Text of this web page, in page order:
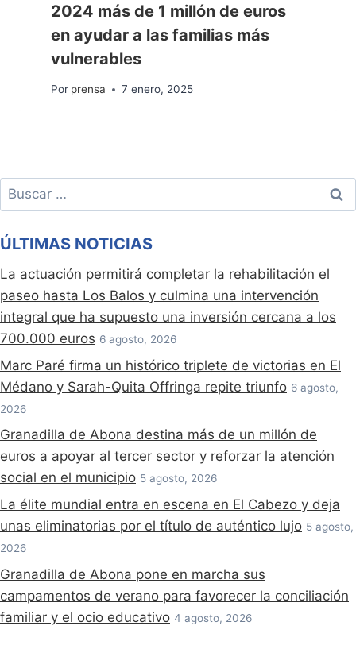
2024 más de 1 millón de euros
en ayudar a las familias más
vulnerables
Por prensa 7 enero, 2025
Buscar:
ÚLTIMAS NOTICIAS
La actuación permitirá completar la rehabilitación el
paseo hasta Los Balos y culmina una intervención
integral que ha supuesto una inversión cercana a los
700.000 euros 6 agosto, 2026
Marc Paré firma un histórico triplete de victorias en El
Médano y Sarah-Quita Offringa repite triunfo 6 agosto,
2026
Granadilla de Abona destina más de un millón de
euros a apoyar al tercer sector y reforzar la atención
social en el municipio 5 agosto, 2026
La élite mundial entra en escena en El Cabezo y deja
unas eliminatorias por el título de auténtico lujo 5 agosto,
2026
Granadilla de Abona pone en marcha sus
campamentos de verano para favorecer la conciliación
familiar y el ocio educativo 4 agosto, 2026